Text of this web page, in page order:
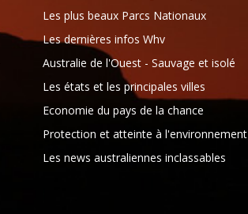
Les plus beaux Parcs Nationaux
Les dernières infos Whv
Australie de l'Ouest - Sauvage et isolé
Les états et les principales villes
Economie du pays de la chance
Protection et atteinte à l'environnement
Les news australiennes inclassables